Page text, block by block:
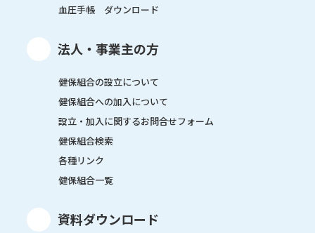
血圧手帳 ダウンロード
法人・事業主の方
健保組合の設立について
健保組合への加入について
設立・加入に関するお問合せフォーム
健保組合検索
各種リンク
健保組合一覧
資料ダウンロード